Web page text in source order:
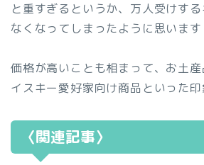
と重すぎるというか、万人受けす
なくなってしまったように思います
価格が高いことも相まって、お土
イスキー愛好家向け商品といった
〈関連記事〉